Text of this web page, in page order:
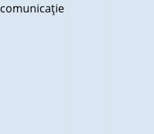
comunicaţie